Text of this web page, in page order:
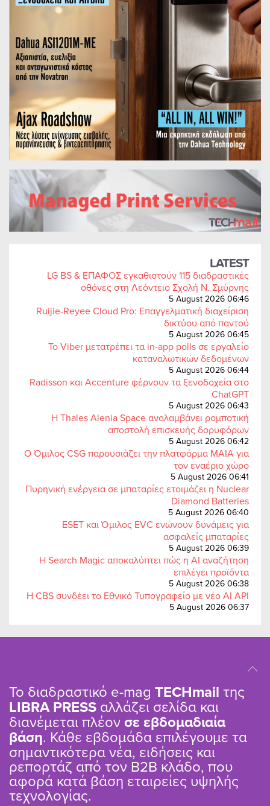
LATEST
LG BS & ΕΠΑΦΟΣ εγκαθιστούν 115 διαδραστικές
οθόνες στη Λεόντειο Σχολή Ν. Σμύρνης
5 August 2026 06:46
Ruijie-Reyee Cloud Pro: Επαγγελματική διαχείριση
δικτύου από παντού
5 August 2026 06:45
Το Viber μετατρέπει τα in-app polls σε εργαλείο
καταναλωτικών δεδομένων
5 August 2026 06:44
Radisson και Accenture φέρνουν τα ξενοδοχεία στο
ChatGPT
5 August 2026 06:43
Η Thales Alenia Space αναλαμβάνει ρομποτική
αποστολή επισκευής δορυφόρων
5 August 2026 06:42
Ο Όμιλος CSG παρουσιάζει την πλατφόρμα MAIA για
τον εναέριο χώρο
5 August 2026 06:41
Πυρηνική ενέργεια σε μπαταρίες ετοιμάζει η Nuclear
Diamond Batteries
5 August 2026 06:40
ESET και Όμιλος EVC ενώνουν δυνάμεις για
ασφαλείς μπαταρίες
5 August 2026 06:39
Η Search Magic αποκαλύπτει πώς η AI αναζήτηση
επιλέγει προϊόντα
5 August 2026 06:38
Η CBS συνδέει το Εθνικό Τυπογραφείο με νέο AI API
5 August 2026 06:37
Το διαδραστικό e-mag TΕCHmail της
LIBRA PRESS αλλάζει σελίδα και
διανέμεται πλέον σε εβδομαδιαία
βάση. Κάθε εβδομάδα επιλέγουμε τα
σημαντικότερα νέα, ειδήσεις και
ρεπορτάζ από τον B2B κλάδο, που
αφορά κατά βάση εταιρείες υψηλής
τεχνολογίας.